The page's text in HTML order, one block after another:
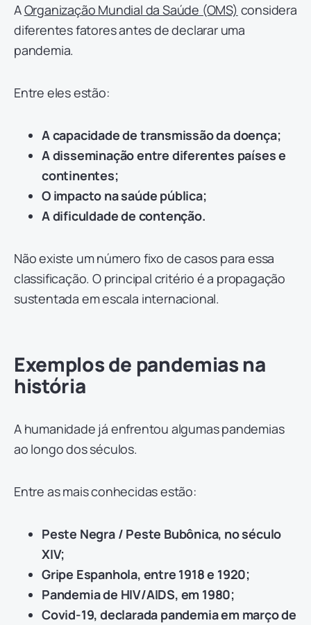
AOrganização Mundial da Saúde (OMS) considera
diferentes fatores antes de declarar uma
pandemia.
Entre eles estão:
A capacidade de transmissão da doença;
A disseminação entre diferentes países e
continentes;
O impacto na saúde pública;
A dificuldade de contenção.
Não existe um número fixo de casos para essa
classificação. O principal critério é a propagação
sustentada em escala internacional.
Exemplos de pandemias na
história
A humanidade já enfrentou algumas pandemias
ao longo dos séculos.
Entre as mais conhecidas estão:
Peste Negra / Peste Bubônica, no século
XIV;
Gripe Espanhola, entre 1918 e 1920;
Pandemia de HIV/AIDS, em 1980;
Covid-19, declarada pandemia em março de